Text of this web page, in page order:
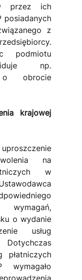
przez ich
posiadanych
z
podmiotu
np.
o obrocie
krajowej
na
w
o wydanie
usług
płatniczych
wymagało